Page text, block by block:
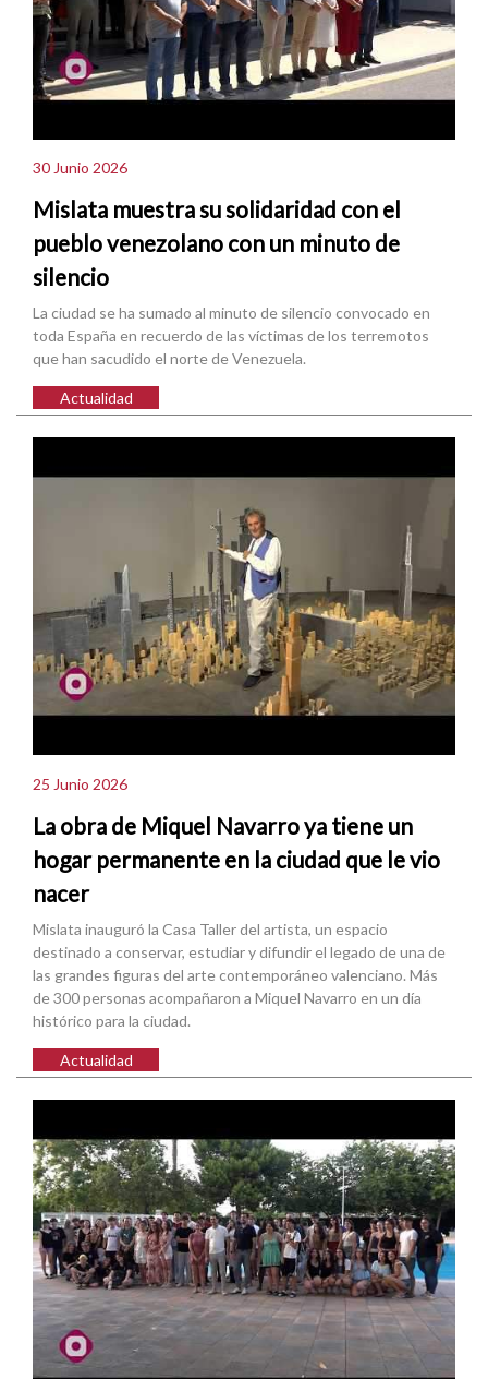
30 Junio 2026
Mislata muestra su solidaridad con el
pueblo venezolano con un minuto de
silencio
La ciudad se ha sumado al minuto de silencio convocado en
toda España en recuerdo de las víctimas de los terremotos
que han sacudido el norte de Venezuela.
Actualidad
25 Junio 2026
La obra de Miquel Navarro ya tiene un
hogar permanente en la ciudad que le vio
nacer
Mislata inauguró la Casa Taller del artista, un espacio
destinado a conservar, estudiar y difundir el legado de una de
las grandes figuras del arte contemporáneo valenciano. Más
de 300 personas acompañaron a Miquel Navarro en un día
histórico para la ciudad.
Actualidad